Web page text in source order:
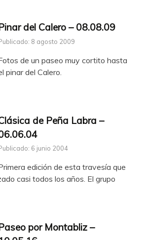
del Calero – 08.08.09
8 agosto 2009
de un paseo muy cortito hasta
pinar del Calero.
de Peña Labra –
6 junio 2004
edición de esta travesía que
casi todos los años. El grupo
por Montabliz –